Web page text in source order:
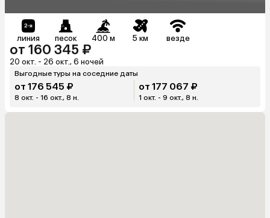
линия песок 400 м 5 км везде
от 160 345 ₽
20 окт. - 26 окт., 6 ночей
Выгодные туры на соседние даты
от 176 545 ₽
8 окт. - 16 окт., 8 н.
от 177 067 ₽
1 окт. - 9 окт., 8 н.